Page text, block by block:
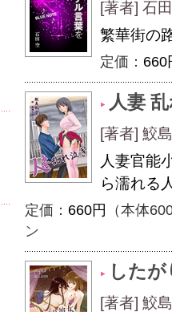
[著者] 石
繁華街の
定価： 660
人妻
[著者] 鮫
人妻官能
ら濡れる
定価： 660円
（本体
ン
した
[著者] 鮫